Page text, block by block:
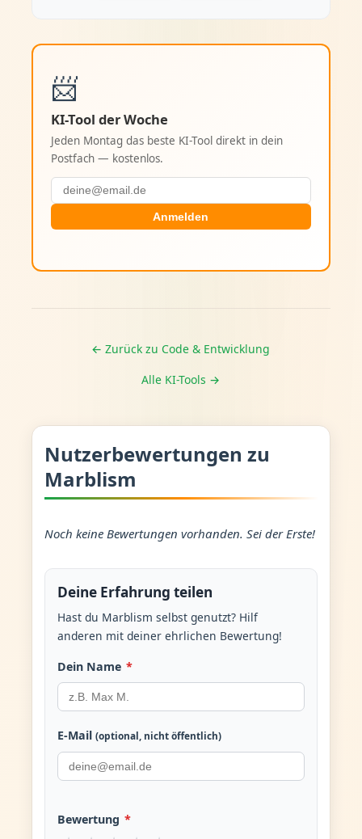
📨
KI-Tool der Woche
Jeden Montag das beste KI-Tool direkt in dein
Postfach — kostenlos.
Anmelden
← Zurück zu Code & Entwicklung
Alle KI-Tools →
Nutzerbewertungen zu
Marblism
Noch keine Bewertungen vorhanden. Sei der Erste!
Deine Erfahrung teilen
Hast du Marblism selbst genutzt? Hilf
anderen mit deiner ehrlichen Bewertung!
Dein Name *
E-Mail (optional, nicht öffentlich)
Bewertung *